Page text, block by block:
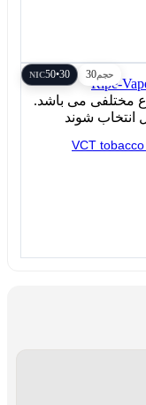
حجم30
30•50
NIC
مختلفی می باشد.
شوند
سالت وی سی تی تنباکو کارامل رایپ ویپز VCT tobacco